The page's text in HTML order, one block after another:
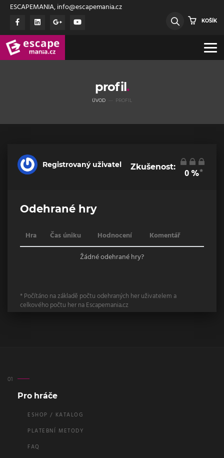
ESCAPEMANIA, info@escapemania.cz
KOŠÍK
profil
ÚVOD PROFIL
Registrovaný uživatel Zkušenost:
0%*
Odehrané hry
Hra Čas úniku Hodnocení
Komentář
Žádné odehrané hry?
* Počítáno na základě počtu odehraných her uživatelem a
celkového počtu her na Escapemania.cz
Pro hráče
ESHOP / KATALOG
PLATEBNÍ METODY
FAQ